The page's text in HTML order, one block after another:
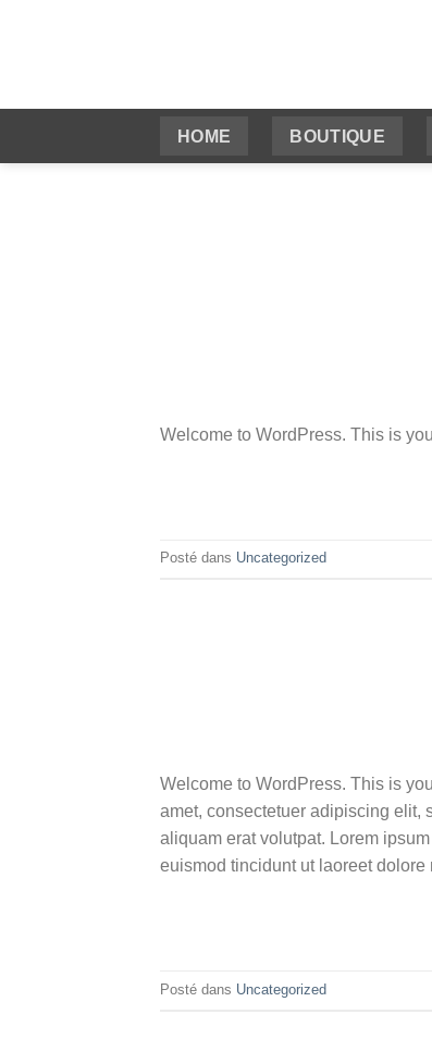
HOME BOUTIQUE
Welcome to WordPress. This is
Posté dans Uncategorized
Welcome to WordPress. This is
amet, consectetuer adipiscing elit,
aliquam erat volutpat. Lorem
euismod tincidunt ut laoreet
Posté dans Uncategorized